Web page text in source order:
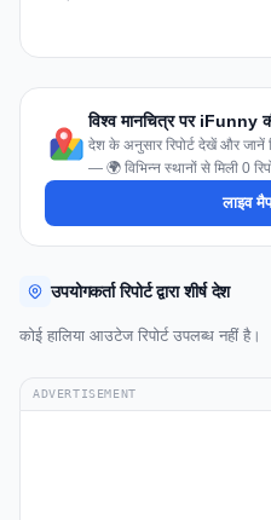
विश्व मानचित्र पर iFunny
देश के अनुसार रिपोर्ट देखें और जानें
— 🌍 विभिन्न स्थानों से मिली 0
लाइव
उपयोगकर्ता रिपोर्ट द्वारा शीर्ष देश
कोई हालिया आउटेज रिपोर्ट उपलब्ध नहीं है।
ADVERTISEMENT